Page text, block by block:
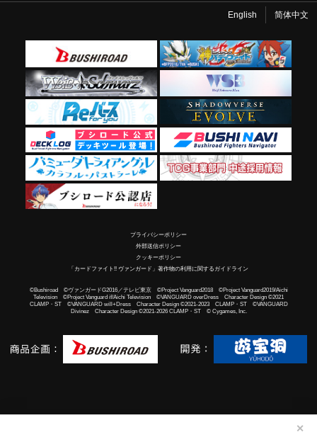
✕
English 简体中文
プライバシーポリシー
外部送信ポリシー
クッキーポリシー
「カードファイト!! ヴァンガード」著作物の利用に関するガイドライン
©Bushiroad ©ヴァンガードG2016／テレビ東京 ©Project Vanguard2018 ©Project Vanguard2019/Aichi
Television ©Project Vanguard if/Aichi Television ©VANGUARD overDress Character Design ©2021
CLAMP・ST ©VANGUARD will+Dress Character Design ©2021-2023 CLAMP・ST ©VANGUARD
Divinez Character Design ©2021-2026 CLAMP・ST © Cygames, Inc.